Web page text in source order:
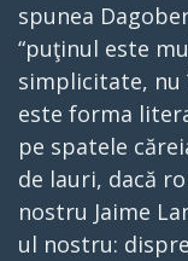
spunea
“puţinul este
simplicitate, nu
este forma
pe spatele
de lauri, dacă
nostru Jaime
ul nostru: